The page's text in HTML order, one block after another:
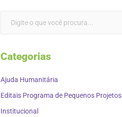
Categorias
Ajuda Humanitária
Editais Programa de Pequenos Projetos
Institucional